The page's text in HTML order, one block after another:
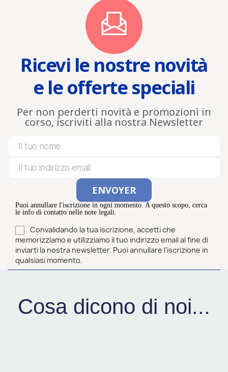
Ricevi le nostre novità
e le offerte speciali
Per non perderti novità e promozioni in
corso, iscriviti alla nostra Newsletter
Puoi annullare l'iscrizione in ogni momento. A questo scopo, cerca
le info di contatto nelle note legali.
Convalidando la tua iscrizione, accetti che
memorizziamo e utilizziamo il tuo indirizzo email al fine di
inviarti la nostra newsletter. Puoi annullare l'iscrizione in
qualsiasi momento.
Cosa dicono di noi...